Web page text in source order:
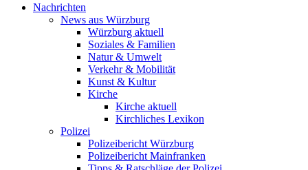
Nachrichten
News aus Würzburg
Würzburg aktuell
Soziales & Familien
Natur & Umwelt
Verkehr & Mobilität
Kunst & Kultur
Kirche
Kirche aktuell
Kirchliches Lexikon
Polizei
Polizeibericht Würzburg
Polizeibericht Mainfranken